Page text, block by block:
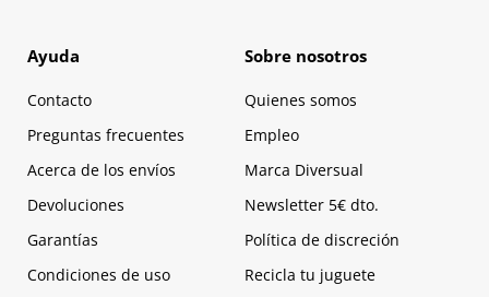
Ayuda
Contacto
Preguntas frecuentes
Acerca de los envíos
Devoluciones
Garantías
Condiciones de uso
Sobre nosotros
Quienes somos
Empleo
Marca Diversual
Newsletter 5€ dto.
Política de discreción
Recicla tu juguete